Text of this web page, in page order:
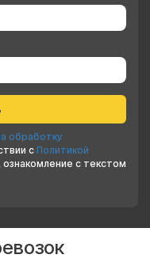
обработку
с Политикой
, ознакомление с текстом